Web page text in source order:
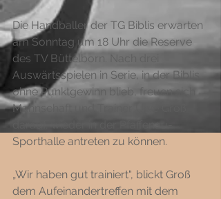
Die Handballer der TG Biblis erwarten
am Sonntag um 18 Uhr die Reserve
des TV Büttelborn. Nach drei
Auswärtsspielen in Serie, in der Biblis
ohne Punktgewinn blieb, freuen sich
Mannschaft und Trainer Uwe Groß
darauf, wieder in der Pfaffenau-
Sporthalle antreten zu können.
„Wir haben gut trainiert“, blickt Groß
dem Aufeinandertreffen mit dem